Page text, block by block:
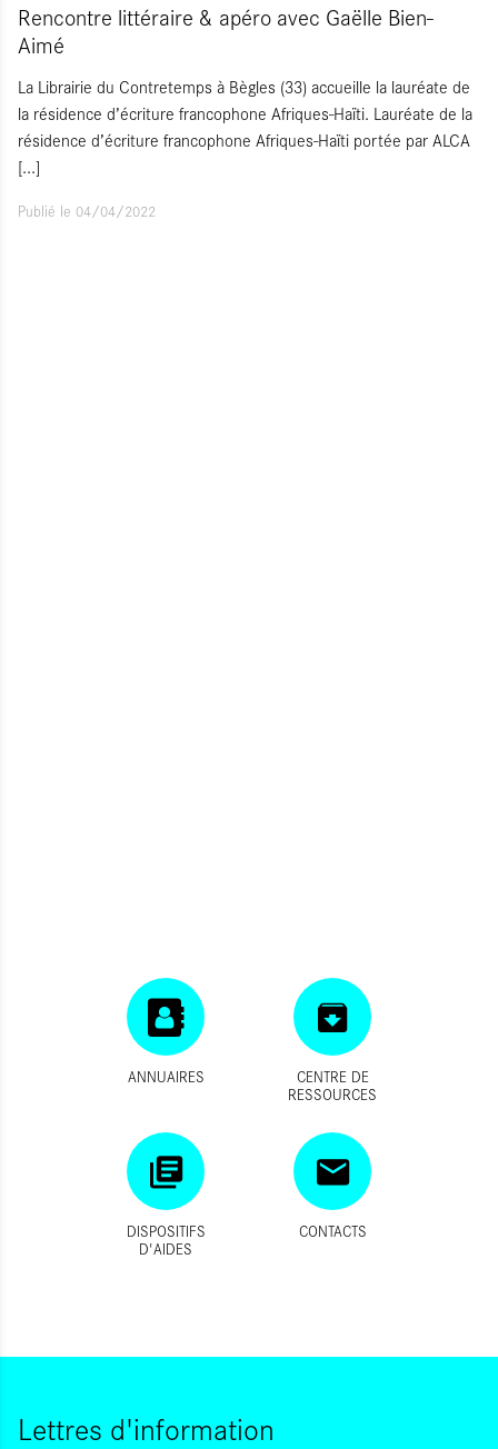
Rencontre littéraire & apéro avec Gaëlle Bien-
Aimé
La Librairie du Contretemps à Bègles (33) accueille la lauréate de
la résidence d’écriture francophone Afriques-Haïti. Lauréate de la
résidence d’écriture francophone Afriques-Haïti portée par ALCA
[...]
Publié le 04/04/2022
ANNUAIRES
CENTRE DE
RESSOURCES
DISPOSITIFS
D'AIDES
CONTACTS
Lettres d'information